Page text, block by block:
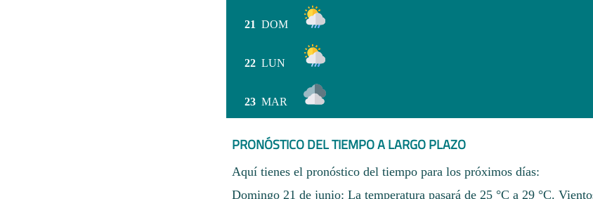
21 DOM
22 LUN
23 MAR
PRONÓSTICO DEL TIEMPO A LARGO PLAZO
Aquí tienes el pronóstico del tiempo para los próximos días:
Domingo 21 de junio: La temperatura pasará de 25 °C a 29 °C.